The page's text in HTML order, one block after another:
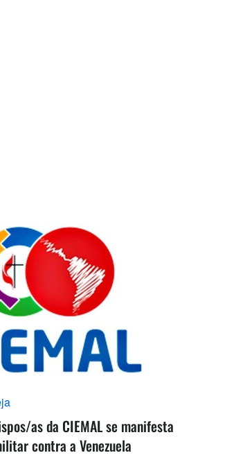
as da CIEMAL se manifesta
contra a Venezuela